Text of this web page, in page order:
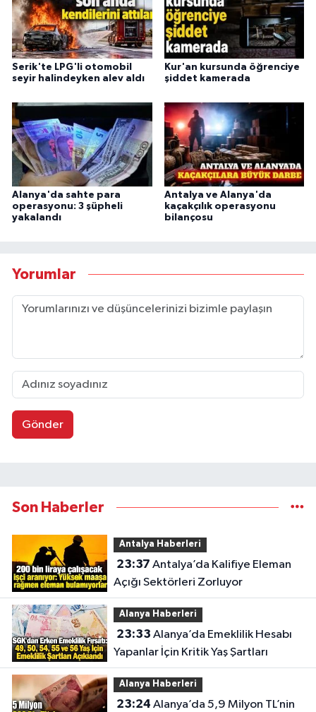
Serik'te LPG'li otomobil
seyir halindeyken alev aldı
Kur'an kursunda öğrenciye
şiddet kamerada
Alanya'da sahte para
operasyonu: 3 şüpheli
yakalandı
Antalya ve Alanya'da
kaçakçılık operasyonu
bilançosu
Yorumlar
Gönder
Son Haberler
Antalya Haberleri
23:37
Açığı Sektörleri Zorluyor
Alanya Haberleri
23:33
Yapanlar İçin Kritik Yaş Şartları
Alanya Haberleri
23:24